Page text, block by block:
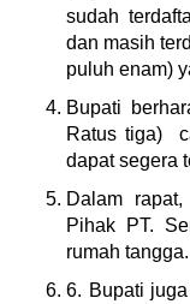
sudah
dan masih
puluh enam)
Bupati
Ratus tiga)
dapat segera
Dalam
Pihak PT.
rumah tangga.
6. Bupati